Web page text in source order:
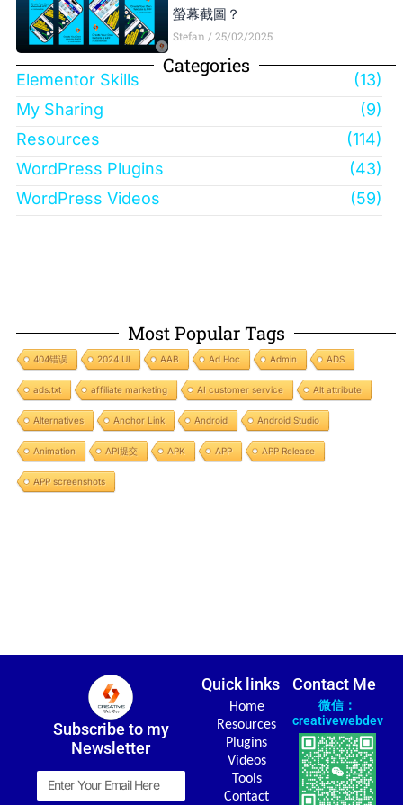
螢幕截圖？
Stefan 25/02/2025
Categories
Elementor Skills
(13)
My Sharing
(9)
Resources
(114)
WordPress Plugins
(43)
WordPress Videos
(59)
Most Popular Tags
404错误 2024 UI AAB Ad Hoc Admin ADS
ads.txt affiliate marketing AI customer service Alt attribute
Alternatives Anchor Link Android Android Studio
Animation API提交 APK APP APP Release
APP screenshots
Subscribe to my
Newsletter
Email
Quick links
Home
Resources
Plugins
Videos
Tools
Contact
Contact Me
微信：
creativewebdev